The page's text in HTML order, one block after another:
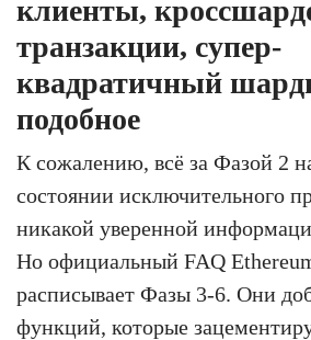
клиенты,
транзакции, супер-
квадратичный
подобное
К сожалению, всё за Фазой 2
состоянии исключительного
никакой уверенной
Но официальный FAQ
расписывает Фазы 3-6. Они
функций, которые